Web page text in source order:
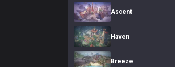
Ascent
Haven
Breeze